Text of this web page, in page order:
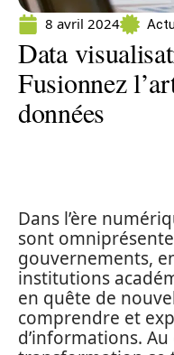
8 avril 2024 Actu
Data
Fusionnez
données
Dans l’ère
sont
gouvernements,
institutions
en quête de
comprendre et
d’informations.